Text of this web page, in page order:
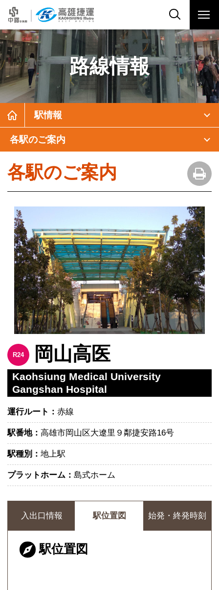
路線情報
駅情報
各駅のご案内
各駅のご案内
R24 岡山高医
Kaohsiung Medical University
Gangshan Hospital
運行ルート： 赤線
駅番地： 高雄市岡山区大遼里９鄰捷安路16号
駅種別： 地上駅
プラットホーム： 島式ホーム
入出口情報 駅位置図 始発・終発時刻
駅位置図